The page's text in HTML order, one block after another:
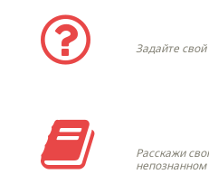
Задайте
Расскажи
непознанном